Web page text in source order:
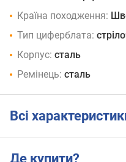
Країна походження:
Тип циферблата:
Корпус: сталь
Ремінець: сталь
Всі
Де купити?